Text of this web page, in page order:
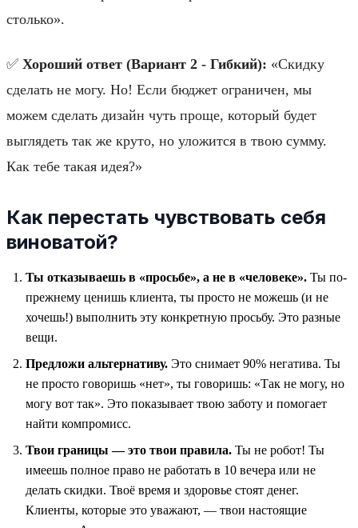
столько».
✅ Хороший ответ (Вариант 2 - Гибкий): «Скидку
сделать не могу. Но! Если бюджет ограничен, мы
можем сделать дизайн чуть проще, который будет
выглядеть так же круто, но уложится в твою сумму.
Как тебе такая идея?»
Как перестать чувствовать себя
виноватой?
Ты отказываешь в «просьбе», а не в «человеке». Ты по-
прежнему ценишь клиента, ты просто не можешь (и не
хочешь!) выполнить эту конкретную просьбу. Это разные
вещи.
Предложи альтернативу. Это снимает 90% негатива. Ты
не просто говоришь «нет», ты говоришь: «Так не могу, но
могу вот так». Это показывает твою заботу и помогает
найти компромисс.
Твои границы — это твои правила. Ты не робот! Ты
имеешь полное право не работать в 10 вечера или не
делать скидки. Твоё время и здоровье стоят денег.
Клиенты, которые это уважают, — твои настоящие